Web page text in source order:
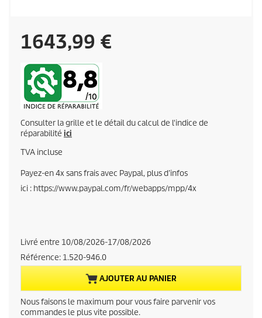
C
u
r
e
n
t
r
o
d
u
1643,99 €
Consulter la grille et le détail du calcul de l'indice de
réparabilité ici
TVA incluse
Payez-en 4x sans frais avec Paypal, plus d’infos
ici : https://www.paypal.com/fr/webapps/mpp/4x
Livré entre 10/08/2026-17/08/2026
Référence: 1.520-946.0
AJOUTER AU PANIER
Nous faisons le maximum pour vous faire parvenir vos
commandes le plus vite possible.